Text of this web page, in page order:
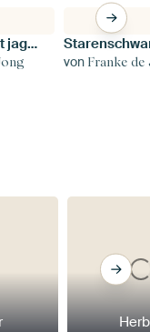
Starentanz mit jagendem Sperber
von Franke de